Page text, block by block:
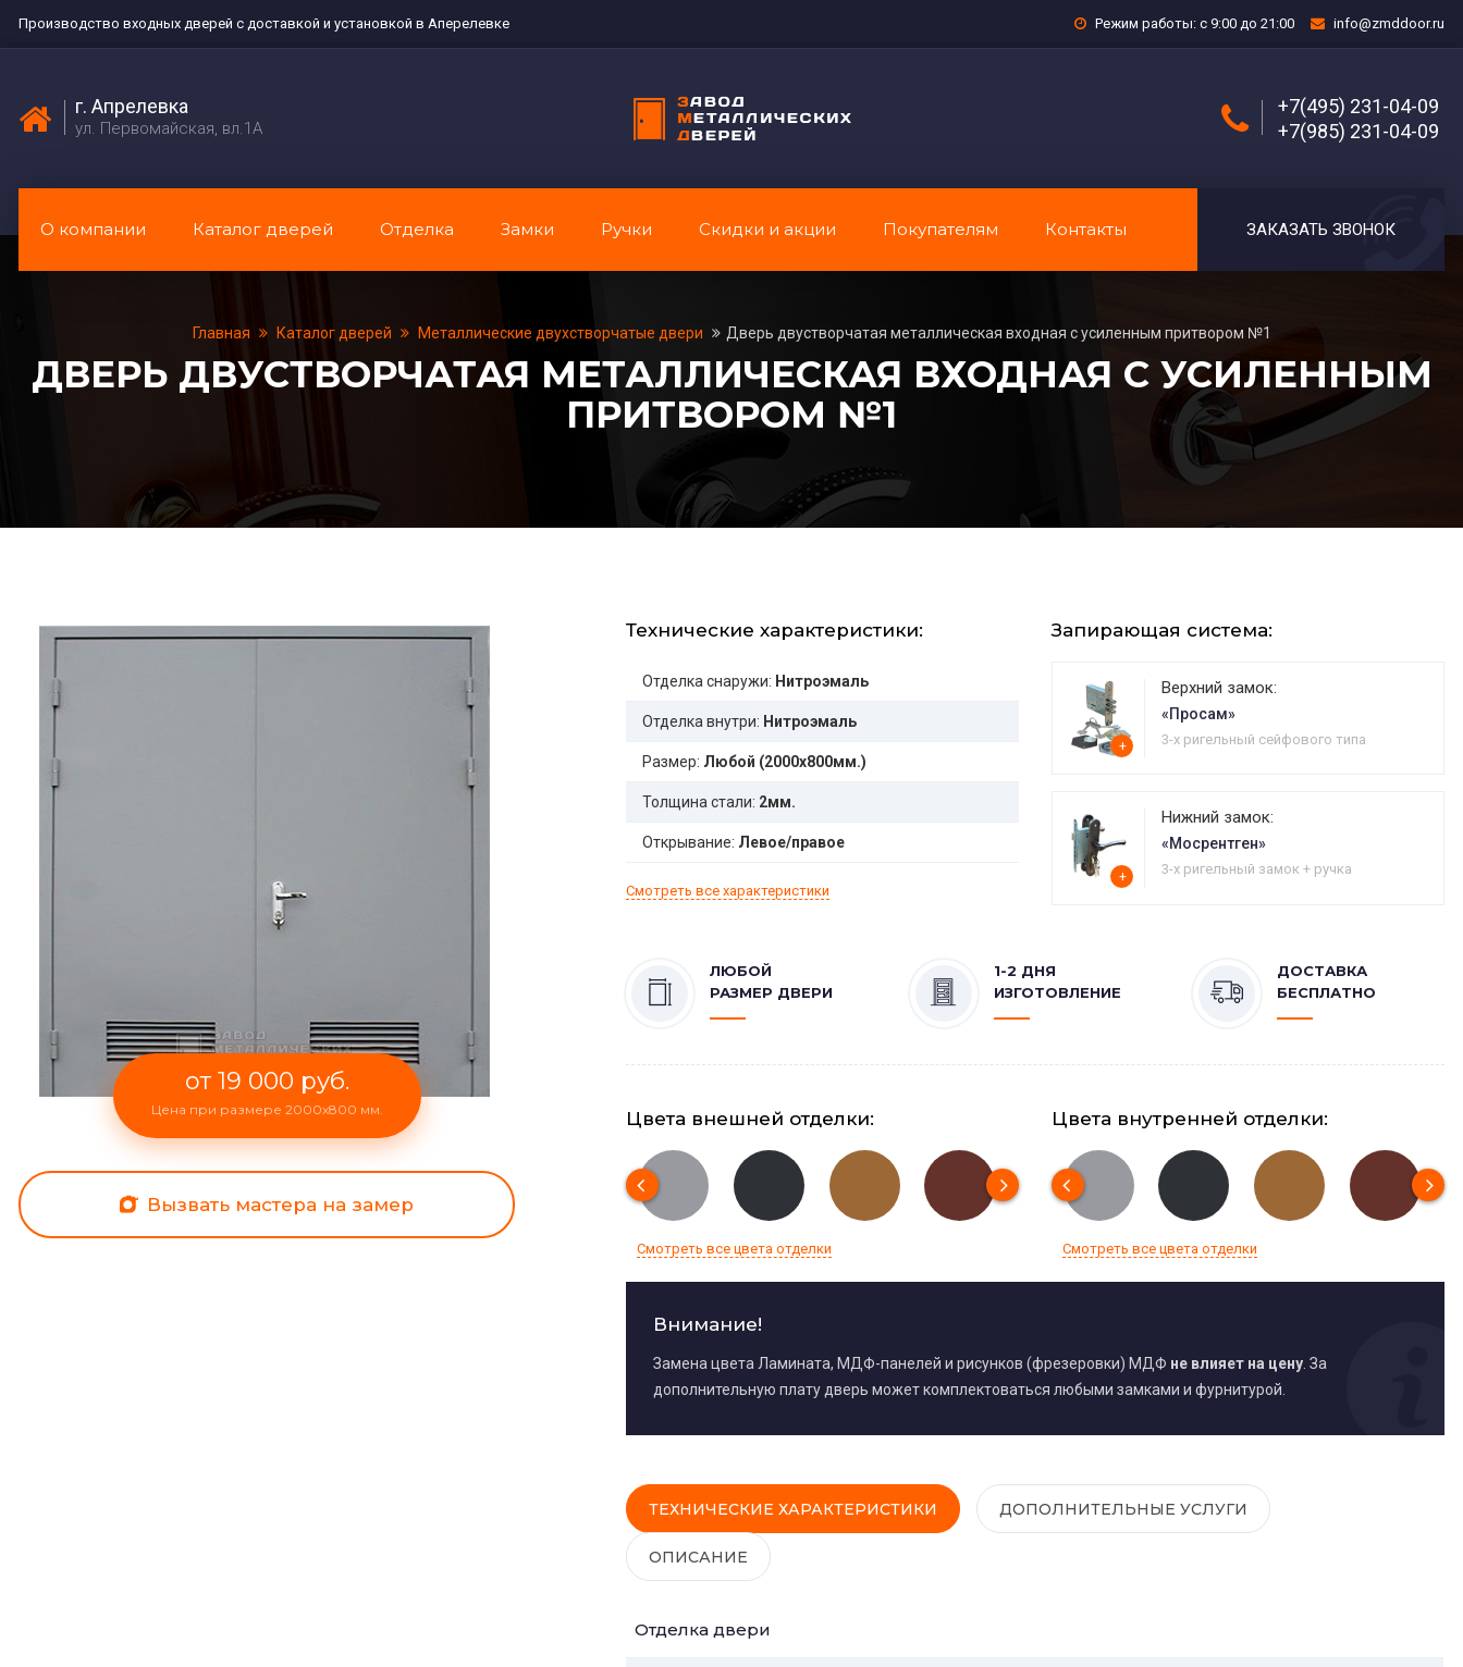
Производство входных дверей с доставкой и установкой в Аперелевке Режим работы: с 9:00 до 21:00 info@zmddoor.ru
г. Апрелевка
ул. Первомайская, вл.1А
+7(495) 231-04-09
+7(985) 231-04-09
О компании Каталог дверей Отделка Замки Ручки Скидки и акции Покупателям Контакты ЗАКАЗАТЬ ЗВОНОК
Главная Каталог дверей Металлические двухстворчатые двери Дверь двустворчатая металлическая входная с усиленным притвором №1
ДВЕРЬ ДВУСТВОРЧАТАЯ МЕТАЛЛИЧЕСКАЯ ВХОДНАЯ С УСИЛЕННЫМ
ПРИТВОРОМ №1
от 19 000 руб.
Цена при размере 2000x800 мм.
Вызвать мастера на замер
Технические характеристики:
Отделка снаружи: Нитроэмаль
Отделка внутри: Нитроэмаль
Размер: Любой (2000x800мм.)
Толщина стали: 2мм.
Открывание: Левое/правое
Смотреть все характеристики
Запирающая система:
+
Верхний замок:
«Просам»
3-х ригельный сейфового типа
+
Нижний замок:
«Мосрентген»
3-х ригельный замок + ручка
ЛЮБОЙ
РАЗМЕР ДВЕРИ
1-2 ДНЯ
ИЗГОТОВЛЕНИЕ
ДОСТАВКА
БЕСПЛАТНО
Цвета внешней отделки:
Смотреть все цвета отделки
Цвета внутренней отделки:
Смотреть все цвета отделки
Внимание!
Замена цвета Ламината, МДФ-панелей и рисунков (фрезеровки) МДФ не влияет на цену . За
дополнительную плату дверь может комплектоваться любыми замками и фурнитурой.
ТЕХНИЧЕСКИЕ ХАРАКТЕРИСТИКИ ДОПОЛНИТЕЛЬНЫЕ УСЛУГИ
ОПИСАНИЕ
Отделка двери